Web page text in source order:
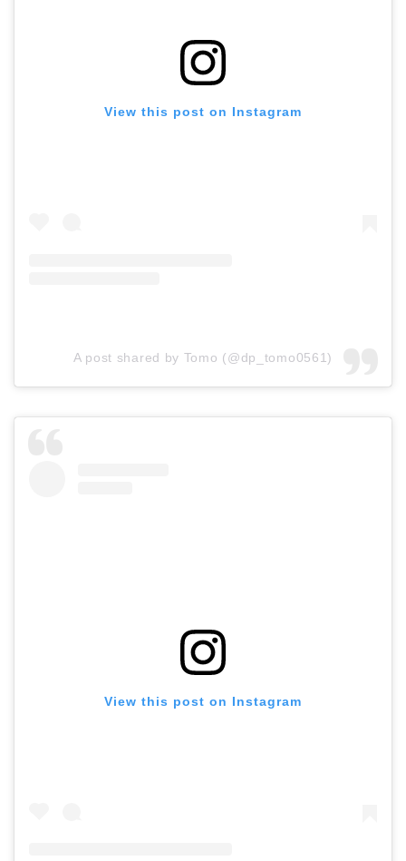
View this post on Instagram
A post shared by Tomo (@dp_tomo0561)
View this post on Instagram